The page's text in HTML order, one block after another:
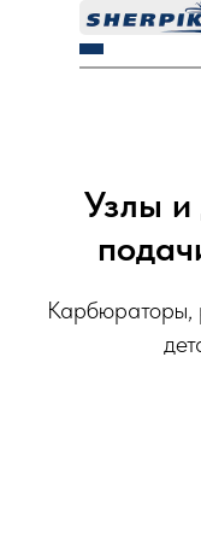
Узлы и
Карбюраторы,